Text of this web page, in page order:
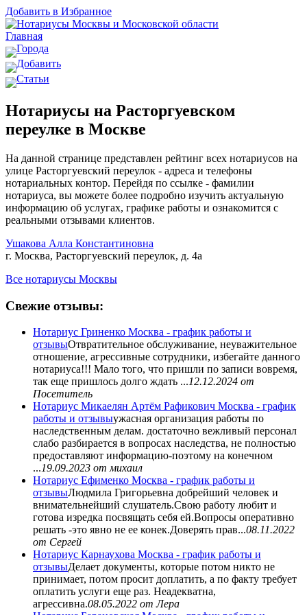
Добавить в Избранное
Главная
Города
Добавить
Статьи
Нотариусы на Расторгуевском
переулке в Москве
На данной странице представлен рейтинг всех нотариусов на
улице Расторгуевский переулок - адреса и телефоны
нотариальных контор. Перейдя по ссылке - фамилии
нотариуса, вы можете более подробно изучить актуальную
информацию об услугах, графике работы и ознакомится с
реальными отзывами клиентов.
Ушакова Алла Константиновна
г. Москва, Расторгуевский переулок, д. 4а
Все нотариусы Москвы
Свежие отзывы:
Нотариус Гриненко Москва - график работы и
отзывыОтвратительное обслуживание, неуважительное
отношение, агрессивные сотрудники, избегайте данного
нотариуса!!! Мало того, что пришли по записи вовремя,
так еще пришлось долго ждать ...12.12.2024 от
Посетитель
Нотариус Микаелян Артём Рафикович Москва - график
работы и отзывыужасная организация работы по
наследственным делам. достаточно вежливый персонал
слабо разбирается в вопросах наследства, не полностью
предоставляют информацию-поэтому на конечном
...19.09.2023 от михаил
Нотариус Ефименко Москва - график работы и
отзывыЛюдмила Григорьевна добрейший человек и
внимательнейший слушатель.Свою работу любит и
готова изредка посвящать себя ей.Вопросы оперативно
решать -это явно не ее конек.Доверять прав...08.11.2022
от Сергей
Нотариус Карнаухова Москва - график работы и
отзывыДелает документы, которые потом никто не
принимает, потом просит доплатить, а по факту требует
оплатить услуги еще раз. Неадекватна,
агрессивна.08.05.2022 от Лера